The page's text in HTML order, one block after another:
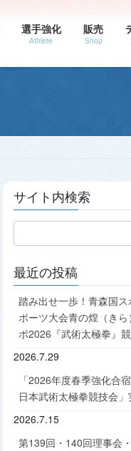
選手強化
Athlete
販売
Shop
サイト内検索
最近の投稿
踏み出せ一歩！青森国
ポーツ大会青の煌（き
ポ2026『武術太極拳』
2026.7.29
「2026年度春季強化合
日本武術太極拳競技会
2026.7.15
第139回・140回理事会